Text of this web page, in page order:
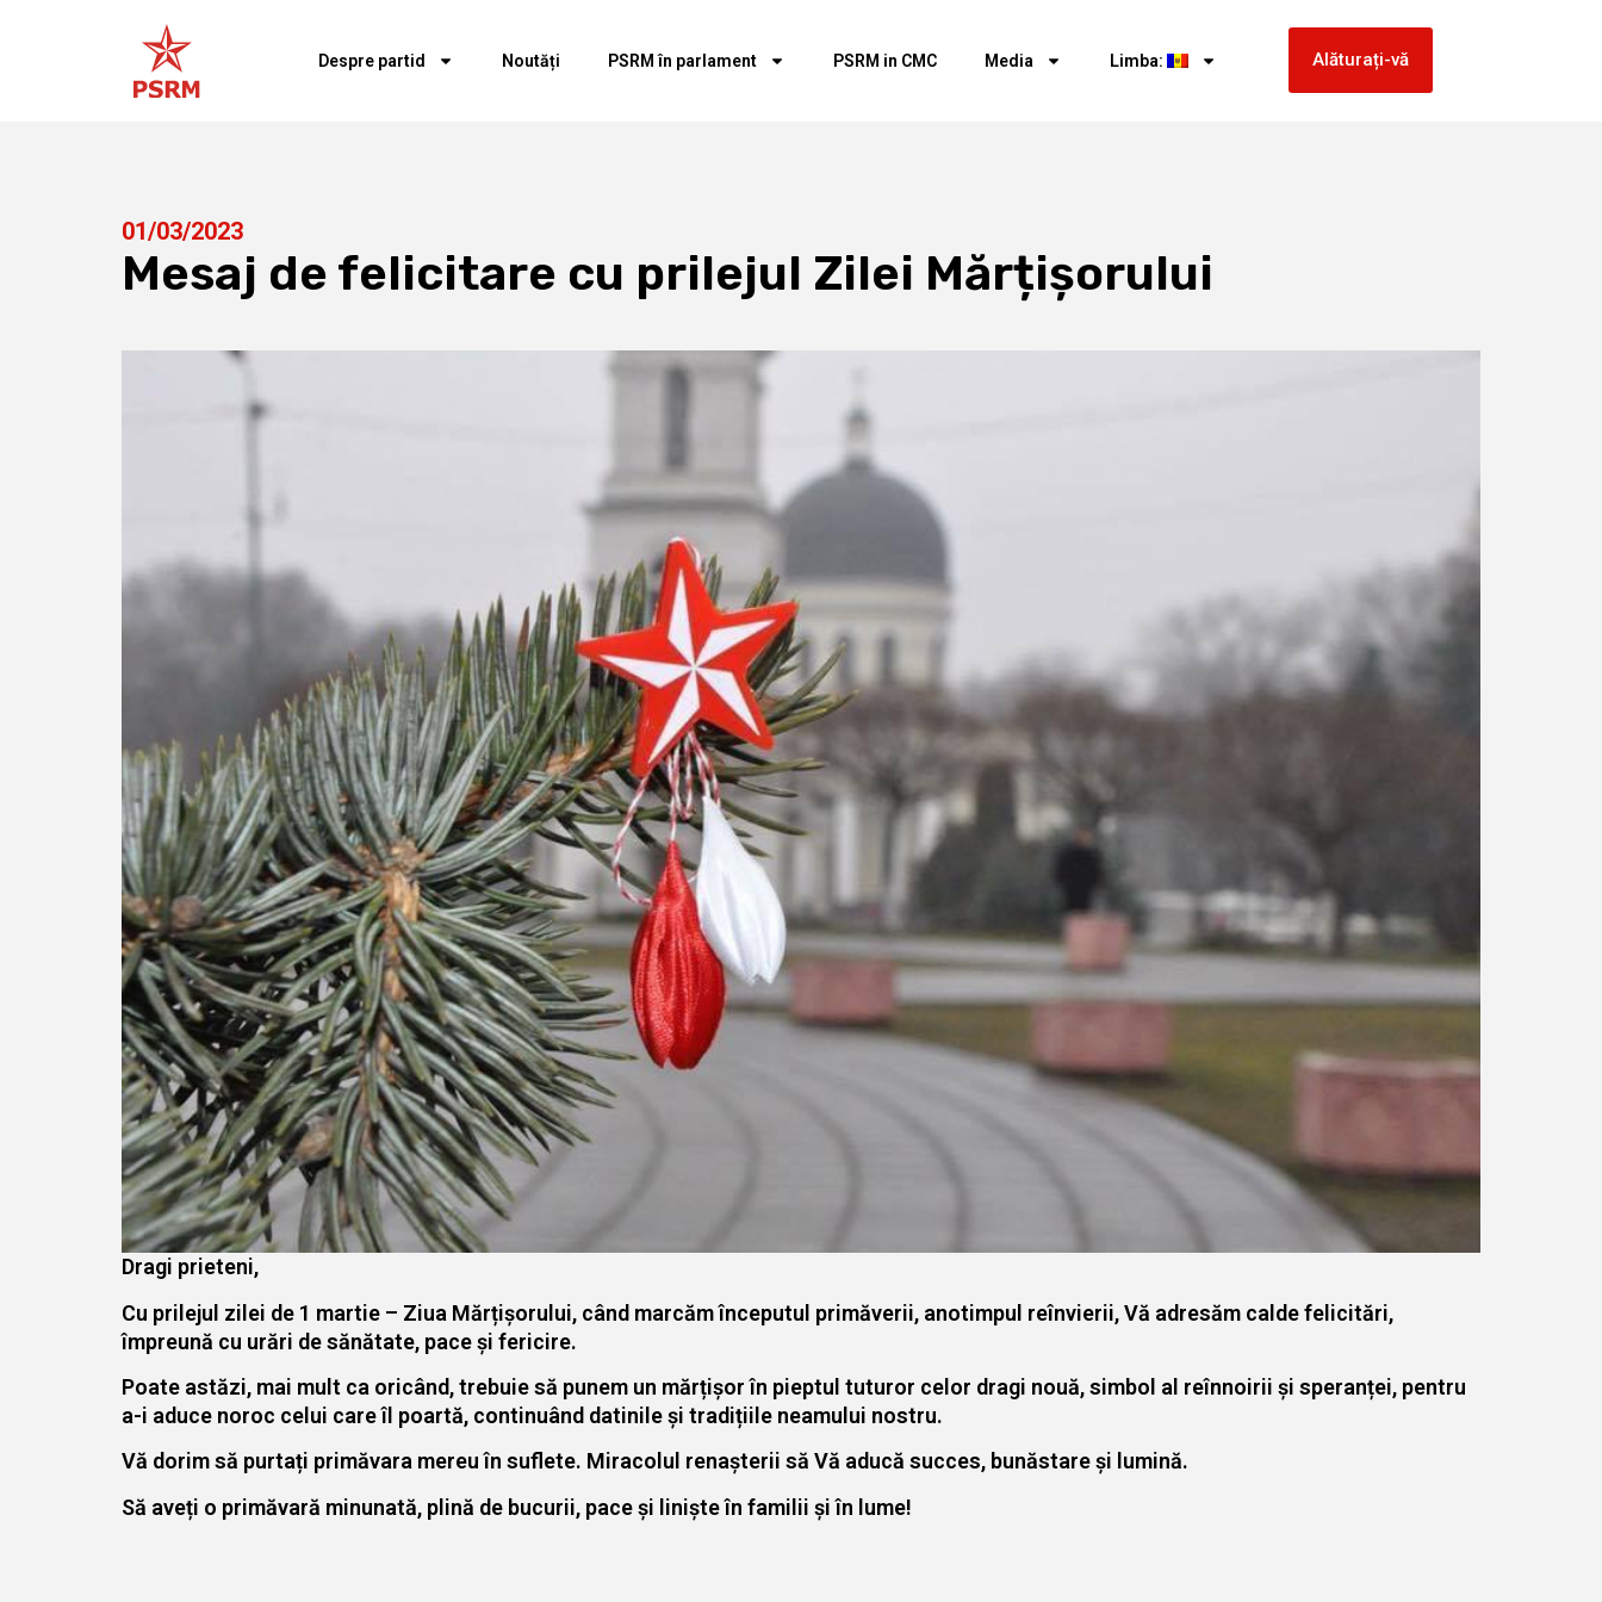
Despre partid Noutăți PSRM în parlament PSRM in CMC Media Limba: Alăturați-vă
01/03/2023
Mesaj de felicitare cu prilejul Zilei Mărțișorului
Dragi prieteni,
Cu prilejul zilei de 1 martie – Ziua Mărțișorului, când marcăm începutul primăverii, anotimpul reînvierii, Vă adresăm calde felicitări,
împreună cu urări de sănătate, pace și fericire.
Poate astăzi, mai mult ca oricând, trebuie să punem un mărțișor în pieptul tuturor celor dragi nouă, simbol al reînnoirii și speranței, pentru
a-i aduce noroc celui care îl poartă, continuând datinile și tradițiile neamului nostru.
Vă dorim să purtați primăvara mereu în suflete. Miracolul renașterii să Vă aducă succes, bunăstare și lumină.
Să aveți o primăvară minunată, plină de bucurii, pace și liniște în familii și în lume!